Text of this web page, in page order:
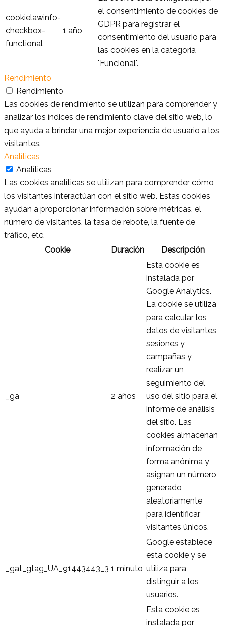
cookielawinfo-
checkbox-
functional
1 año
el consentimiento de cookies de
GDPR para registrar el
consentimiento del usuario para
las cookies en la categoría
"Funcional".
Rendimiento
Rendimiento
Las cookies de rendimiento se utilizan para comprender y
analizar los índices de rendimiento clave del sitio web, lo
que ayuda a brindar una mejor experiencia de usuario a los
visitantes.
Analíticas
Analíticas
Las cookies analíticas se utilizan para comprender cómo
los visitantes interactúan con el sitio web. Estas cookies
ayudan a proporcionar información sobre métricas, el
número de visitantes, la tasa de rebote, la fuente de
tráfico, etc.
Cookie
Duración Descripción
_ga 2 años
Esta cookie es
instalada por
Google Analytics.
La cookie se utiliza
para calcular los
datos de visitantes,
sesiones y
campañas y
realizar un
seguimiento del
uso del sitio para el
informe de análisis
del sitio. Las
cookies almacenan
información de
forma anónima y
asignan un número
generado
aleatoriamente
para identificar
visitantes únicos.
_gat_gtag_UA_91443443_3 1 minuto
Google establece
esta cookie y se
utiliza para
distinguir a los
usuarios.
Esta cookie es
instalada por